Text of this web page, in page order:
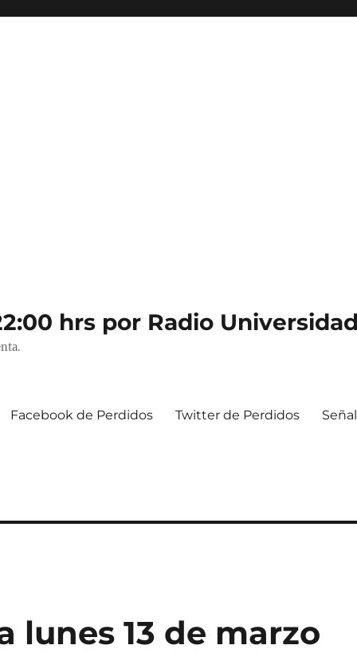
hrs por Radio
Facebook de Perdidos Twitter de Perdidos
lunes 13 de marzo